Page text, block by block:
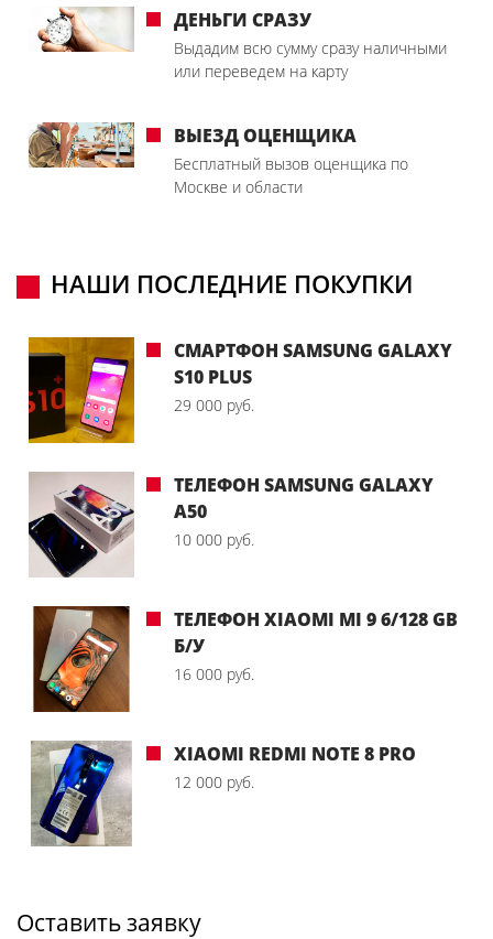
ДЕНЬГИ СРАЗУ
Выдадим всю сумму сразу наличными
или переведем на карту
ВЫЕЗД ОЦЕНЩИКА
Бесплатный вызов оценщика по
Москве и области
НАШИ ПОСЛЕДНИЕ ПОКУПКИ
СМАРТФОН SAMSUNG GALAXY
S10 PLUS
29 000 руб.
ТЕЛЕФОН SAMSUNG GALAXY
A50
10 000 руб.
ТЕЛЕФОН XIAOMI MI 9 6/128 GB
Б/У
16 000 руб.
XIAOMI REDMI NOTE 8 PRO
12 000 руб.
Оставить заявку